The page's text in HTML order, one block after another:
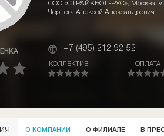
ООО «СТРАЙКБОЛ-РУС», Москва,
Чернега Алексей Александрович
+7 (495) 212-92-52
КОЛЛЕКТИВ ОПЛАТА
О КОМПАНИИ О ФИЛИАЛЕ В